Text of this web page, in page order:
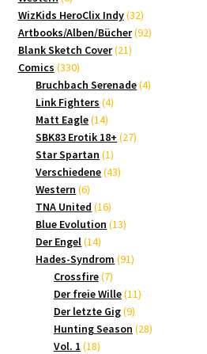
Produkte
WizKids HeroClix Indy 3232
Produkte
Artbooks/Alben/Bücher 9292
Blank Sketch Cover 2121
Comics 330330
Produkte
Bruchbach Serenade 44
Link Fighters 44
Matt Eagle 1414
Produkte
SBK83 Erotik 18+ 2727
Star Spartan 11
Produkt
Verschiedene 4343
Western 66
Produkte
TNA United 1616
Produkte
Blue Evolution 1313
Der Engel 1414
Produkte
Hades-Syndrom 9191
Crossfire 77
Produkte
Der freie Wille 1111
Der letzte Gig 99
Produkte
Hunting Season 2828
Vol. 1 1818